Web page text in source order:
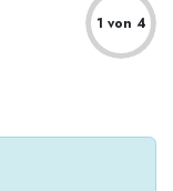
1 von 4